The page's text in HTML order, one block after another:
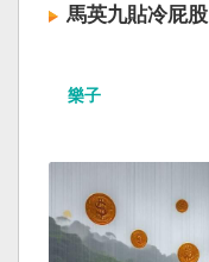
馬英九貼冷屁股
樂子